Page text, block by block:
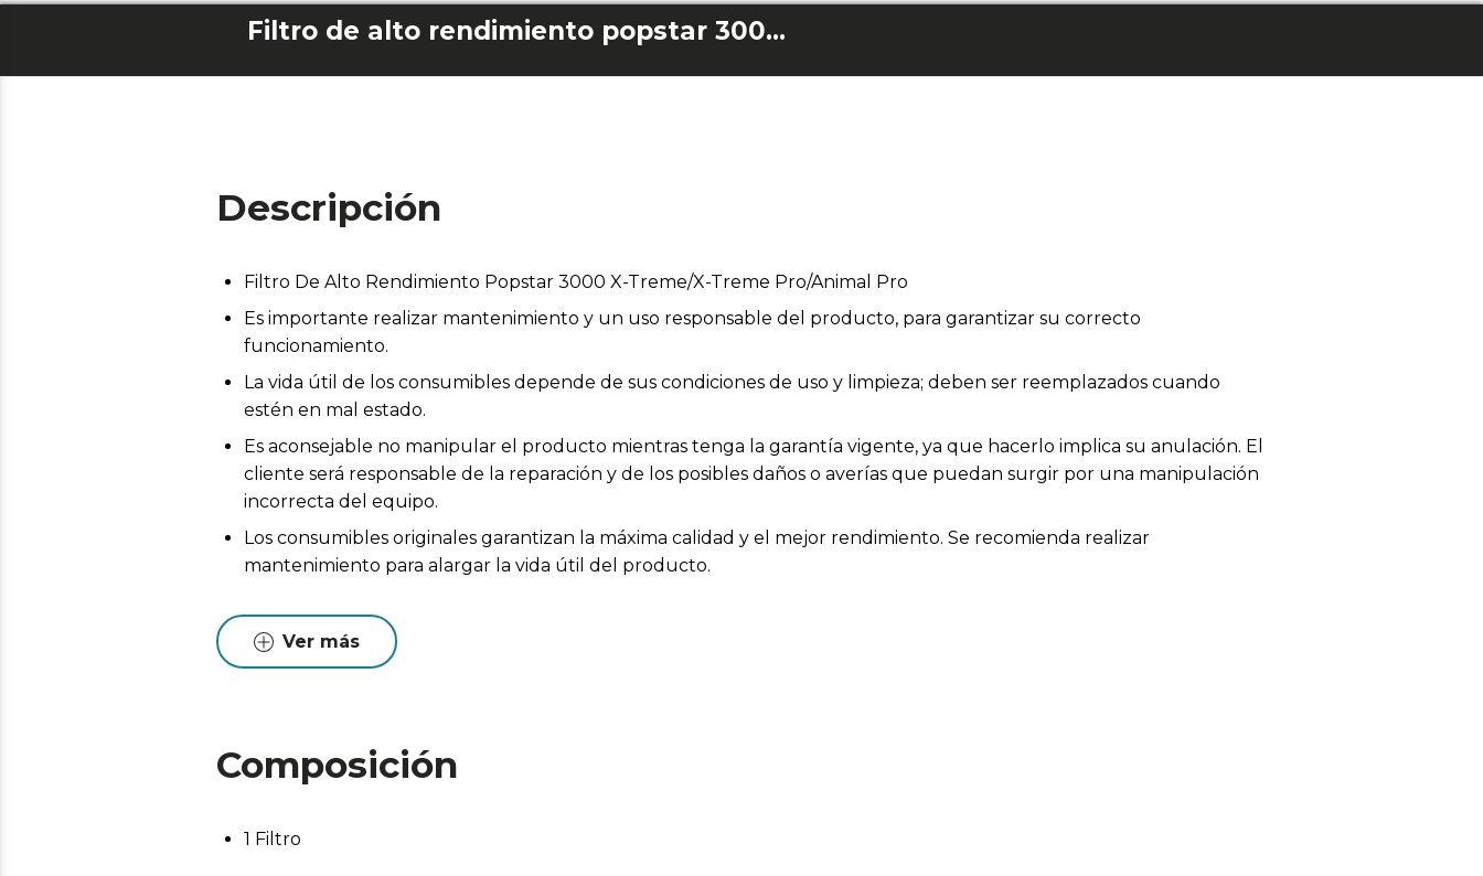
Filtro de alto rendimiento popstar 3000 x-treme/x-treme pro/animal pro
Descripción
Filtro De Alto Rendimiento Popstar 3000 X-Treme/X-Treme Pro/Animal Pro
Es importante realizar mantenimiento y un uso responsable del producto, para garantizar su correcto
funcionamiento.
La vida útil de los consumibles depende de sus condiciones de uso y limpieza; deben ser reemplazados cuando
estén en mal estado.
Es aconsejable no manipular el producto mientras tenga la garantía vigente, ya que hacerlo implica su anulación. El
cliente será responsable de la reparación y de los posibles daños o averías que puedan surgir por una manipulación
incorrecta del equipo.
Los consumibles originales garantizan la máxima calidad y el mejor rendimiento. Se recomienda realizar
mantenimiento para alargar la vida útil del producto.
Ver más
Composición
1 Filtro